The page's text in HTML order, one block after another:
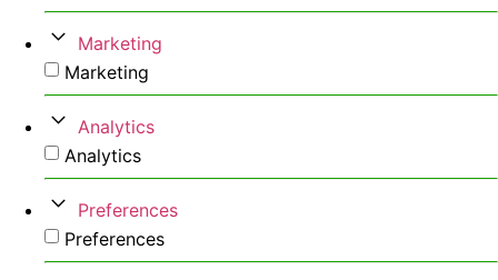
Marketing
Marketing
Analytics
Analytics
Preferences
Preferences